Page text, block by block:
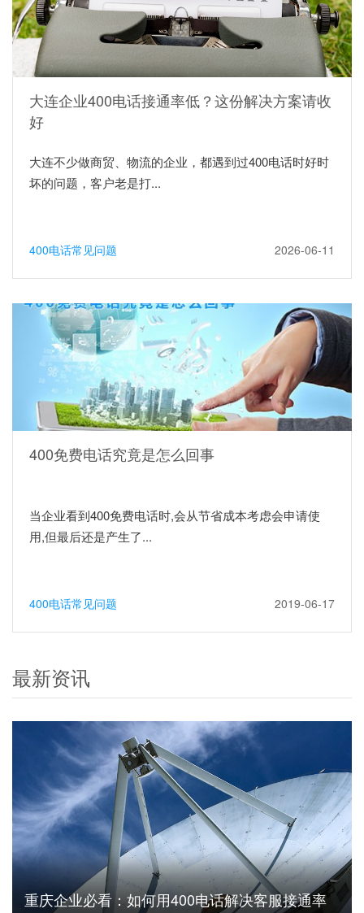
大连企业400电话接通率低？这份解决方案请收
好
大连不少做商贸、物流的企业，都遇到过400电话时好时
坏的问题，客户老是打...
400电话常见问题 2026-06-11
400免费电话究竟是怎么回事
当企业看到400免费电话时,会从节省成本考虑会申请使
用,但最后还是产生了...
400电话常见问题 2019-06-17
最新资讯
重庆企业必看：如何用400电话解决客服接通率